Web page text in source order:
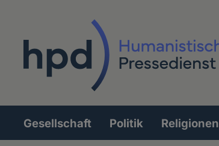
Hauptnavigation
Gesellschaft Politik Religionen